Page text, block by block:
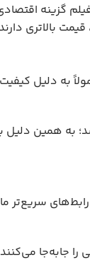
بالاتری
به دلیل
به همین دلیل
را جابه‌جا